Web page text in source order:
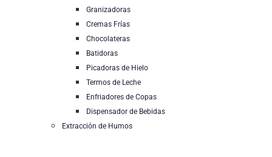
Granizadoras
Cremas Frías
Chocolateras
Batidoras
Picadoras de Hielo
Termos de Leche
Enfriadores de Copas
Dispensador de Bebidas
Extracción de Humos